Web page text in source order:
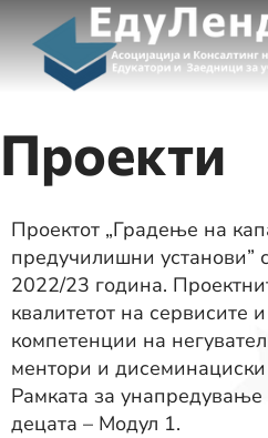
Проекти
Проектот „Градење на
предучилишни установи”
2022/23 година.
квалитетот на сервисите
компетенции на
ментори и
Рамката за унапредување
децата – Модул 1.